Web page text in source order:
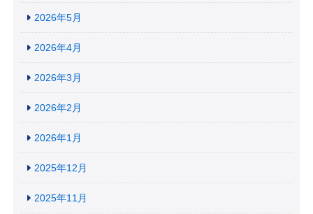
2026年5月
2026年4月
2026年3月
2026年2月
2026年1月
2025年12月
2025年11月